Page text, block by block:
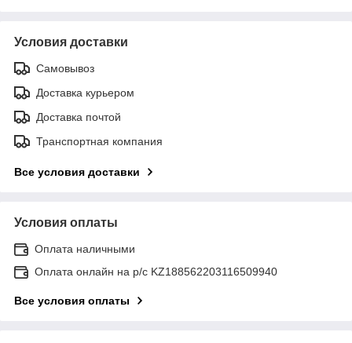
Условия доставки
Самовывоз
Доставка курьером
Доставка почтой
Транспортная компания
Все условия доставки
Условия оплаты
Оплата наличными
Оплата онлайн на р/с KZ188562203116509940
Все условия оплаты